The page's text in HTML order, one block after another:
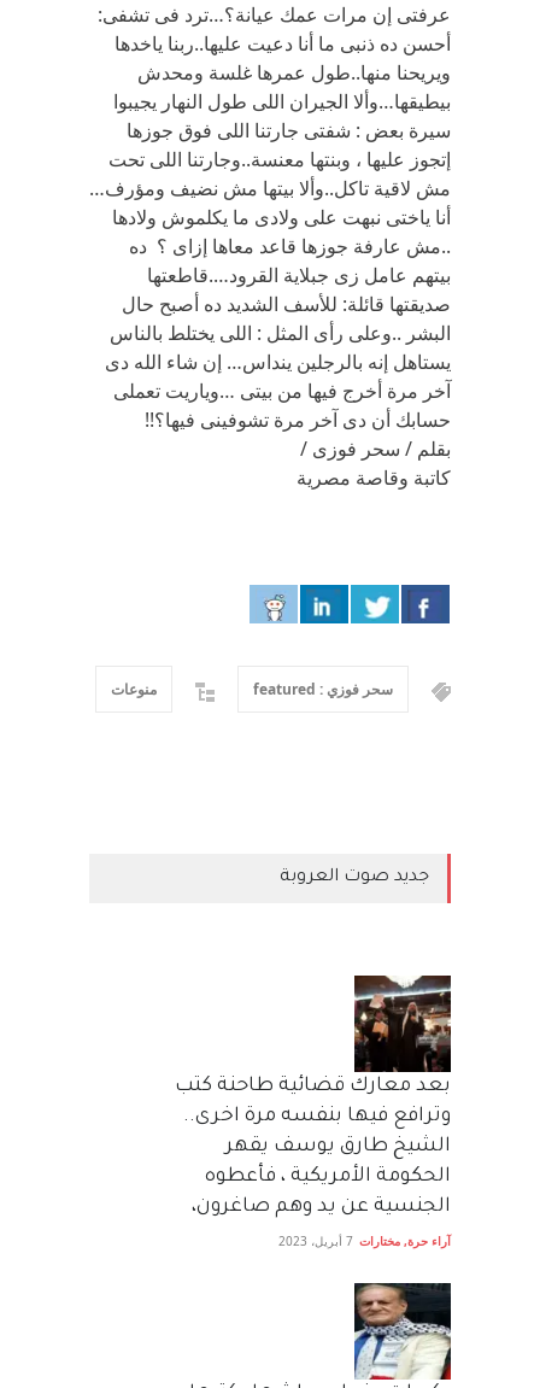
عرفتى إن مرات عمك عيانة؟…ترد فى تشفى:
أحسن ده ذنبى ما أنا دعيت عليها..ربنا ياخدها
ويريحنا منها..طول عمرها غلسة ومحدش
بيطيقها…وألا الجيران اللى طول النهار يجيبوا
سيرة بعض : شفتى جارتنا اللى فوق جوزها
إتجوز عليها ، وبنتها معنسة..وجارتنا اللى تحت
مش لاقية تاكل..وألا بيتها مش نضيف ومؤرف…
أنا ياختى نبهت على ولادى ما يكلموش ولادها
..مش عارفة جوزها قاعد معاها إزاى ؟ ده
بيتهم عامل زى جبلاية القرود….قاطعتها
صديقتها قائلة: للأسف الشديد ده أصبح حال
البشر ..وعلى رأى المثل : اللى يختلط بالناس
يستاهل إنه بالرجلين ينداس… إن شاء الله دى
آخر مرة أخرج فيها من بيتى …وياريت تعملى
حسابك أن دى آخر مرة تشوفينى فيها؟!!
بقلم / سحر فوزى /
كاتبة وقاصة مصرية
سحر فوزي : featured منوعات
جديد صوت العروبة
بعد معارك قضائية طاحنة كتب
وترافع فيها بنفسه مرة اخرى..
الشيخ طارق يوسف يقهر
الحكومة الأمريكية ، فأعطوه
الجنسية عن يد وهم صاغرون،
آراء حرة, مختارات 7 أبريل، 2023